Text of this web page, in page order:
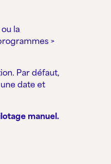
la
>
Par défaut,
date et
manuel.